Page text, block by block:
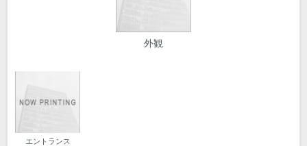
外観
エントランス